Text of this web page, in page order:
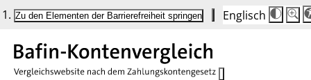
Zu den Elementen der Barrierefreiheit springen Englisch
Die
100